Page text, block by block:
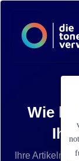
Wie
Ihre